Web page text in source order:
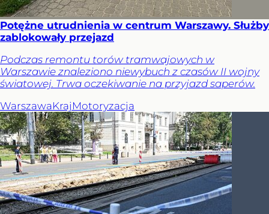
Potężne utrudnienia w centrum Warszawy. Służby
zablokowały przejazd
Podczas remontu torów tramwajowych w
Warszawie znaleziono niewybuch z czasów II wojny
światowej. Trwa oczekiwanie na przyjazd saperów.
WarszawaKraj Motoryzacja